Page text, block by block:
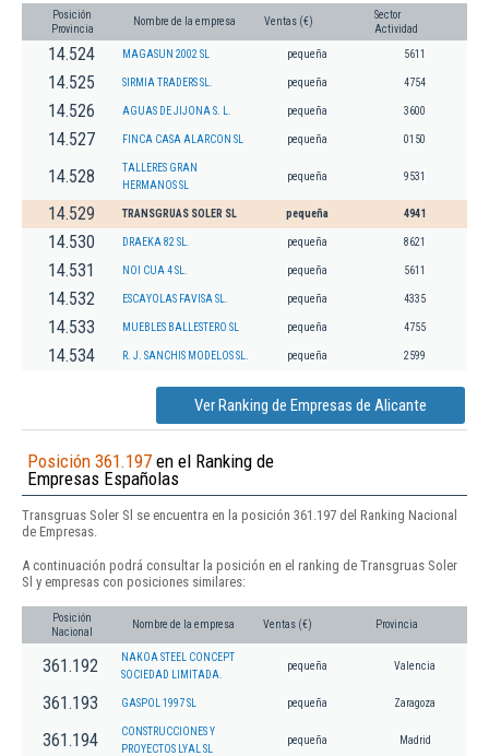
Posición
Provincia
Nombre de la empresa Ventas (€)
Sector
Actividad
14.524 MAGASUN 2002 SL pequeña 5611
14.525 SIRMIA TRADERS SL. pequeña 4754
14.526 AGUAS DE JIJONA S. L. pequeña 3600
14.527 FINCA CASA ALARCON SL pequeña 0150
14.528
TALLERES GRAN
HERMANOS SL
pequeña 9531
14.529 TRANSGRUAS SOLER SL pequeña 4941
14.530 DRAEKA 82 SL. pequeña 8621
14.531 NOI CUA 4 SL. pequeña 5611
14.532 ESCAYOLAS FAVISA SL. pequeña 4335
14.533 MUEBLES BALLESTERO SL pequeña 4755
14.534 R. J. SANCHIS MODELOS SL. pequeña 2599
Ver Ranking de Empresas de Alicante
Posición 361.197 en el Ranking de
Empresas Españolas
Transgruas Soler Sl se encuentra en la posición 361.197 del Ranking Nacional
de Empresas.
A continuación podrá consultar la posición en el ranking de Transgruas Soler
Sl y empresas con posiciones similares:
Posición
Nacional
Nombre de la empresa Ventas (€) Provincia
361.192
NAKOA STEEL CONCEPT
SOCIEDAD LIMITADA.
pequeña Valencia
361.193 GASPOL 1997 SL pequeña Zaragoza
361.194
CONSTRUCCIONES Y
PROYECTOS LYAL SL
pequeña Madrid